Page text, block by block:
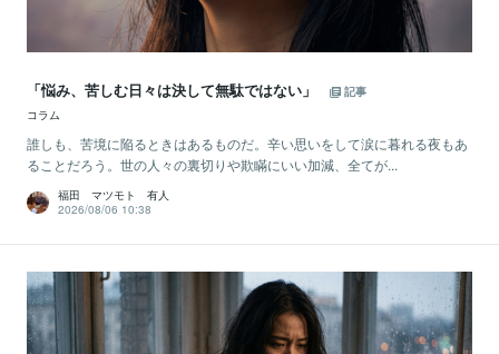
「悩み、苦しむ日々は決して無駄ではない」
記事
コラム
誰しも、苦境に陥るときはあるものだ。辛い思いをして涙に暮れる夜もあ
ることだろう。世の人々の裏切りや欺瞞にいい加減、全てが...
福田 マツモト 有人
2026/08/06 10:38